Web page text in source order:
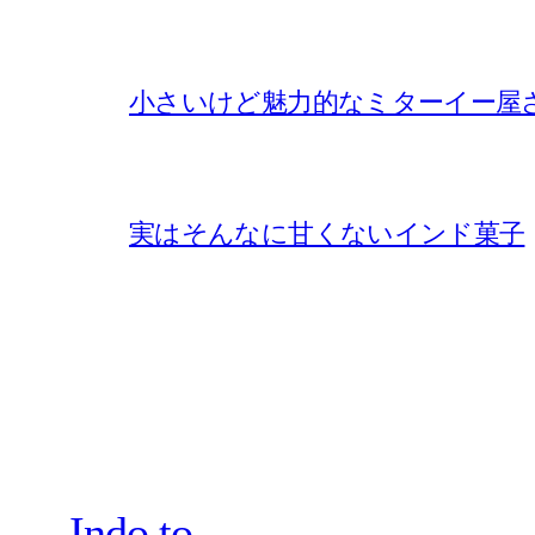
小さいけど魅力的なミターイー屋
実はそんなに甘くないインド菓子